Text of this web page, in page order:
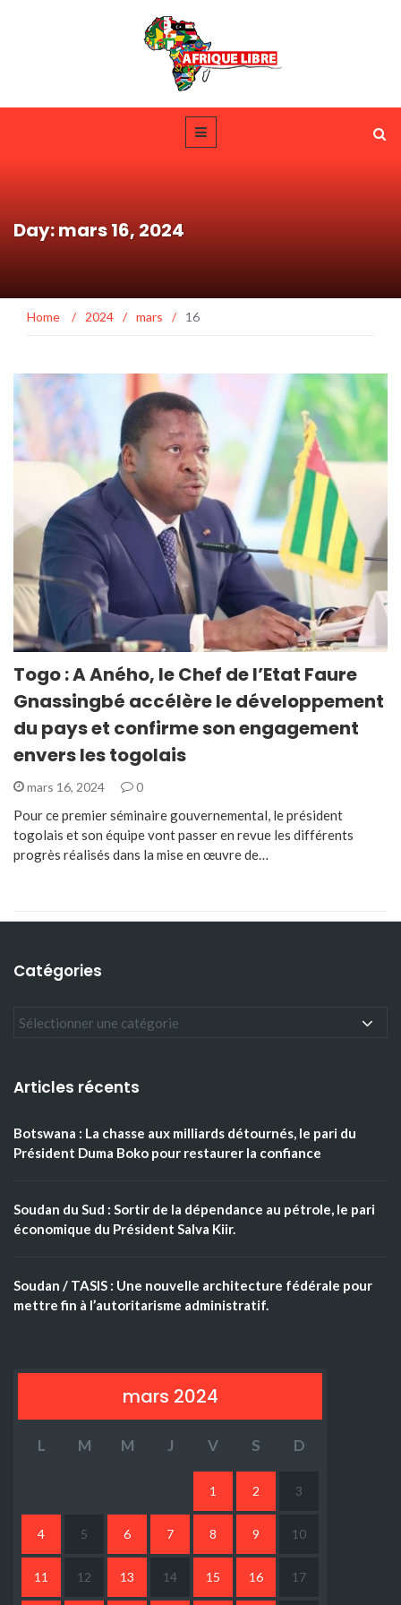
Day: mars 16, 2024
Home / 2024 / mars / 16
Togo : A Aného, le Chef de l’Etat Faure
Gnassingbé accélère le développement
du pays et confirme son engagement
envers les togolais
mars 16, 2024 0
Pour ce premier séminaire gouvernemental, le président
togolais et son équipe vont passer en revue les différents
progrès réalisés dans la mise en œuvre de…
Catégories
Articles récents
Botswana : La chasse aux milliards détournés, le pari du
Président Duma Boko pour restaurer la confiance
Soudan du Sud : Sortir de la dépendance au pétrole, le pari
économique du Président Salva Kiir.
Soudan / TASIS : Une nouvelle architecture fédérale pour
mettre fin à l’autoritarisme administratif.
mars 2024
L M M J V S D
1 2 3
4 5 6 7 8 9 10
11 12 13 14 15 16 17